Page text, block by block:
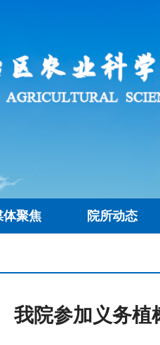
体聚焦 院所动态
我院参加义务植